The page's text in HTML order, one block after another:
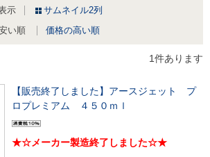
示
サムネイル2列
い順 価格の高い順
1件あります
【販売終了しました】アースジェット プ
ロプレミアム ４５０ｍｌ
★☆メーカー製造終了しました☆★